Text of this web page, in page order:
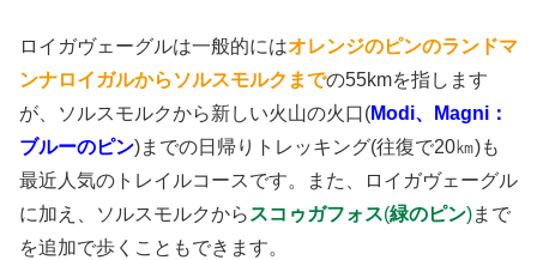
ロイガヴェーグルは一般的にはオレンジのピンのランドマ
ンナロイガルからソルスモルクまでの55kmを指します
が、ソルスモルクから新しい火山の火口(Modi、Magni：
ブルーのピン)までの日帰りトレッキング(往復で20㎞)も
最近人気のトレイルコースです。また、ロイガヴェーグル
に加え、ソルスモルクから スコゥガフォス(緑のピン)まで
を追加で歩くこともできます。